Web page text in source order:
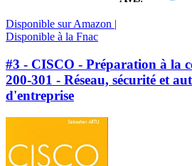
Disponible sur Amazon |
Disponible à la Fnac
#3 - CISCO - Préparation à la
200-301 - Réseau, sécurité et
d'entreprise